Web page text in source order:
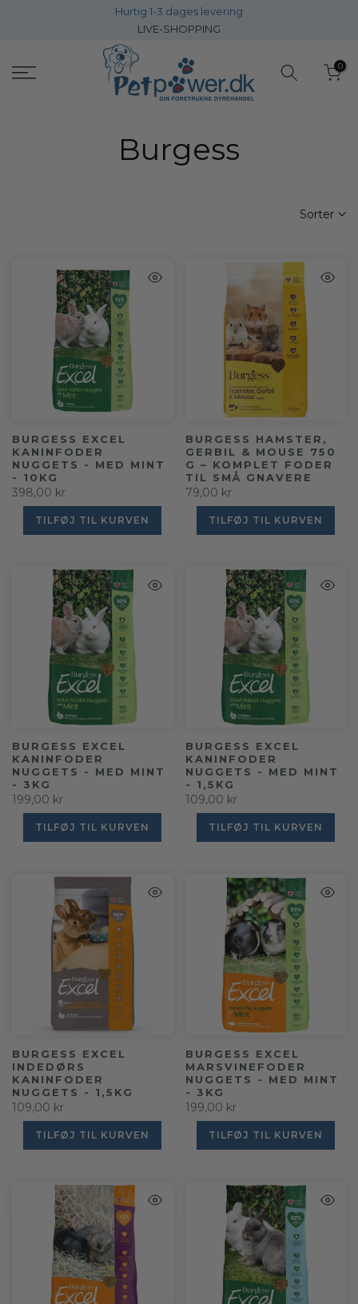
inholdet
Hurtig 1-3 dages levering
LIVE-SHOPPING
0
Burgess
Sorter
BURGESS EXCEL
KANINFODER
NUGGETS - MED MINT
- 10KG
398,00 kr
TILFØJ TIL KURVEN
BURGESS HAMSTER,
GERBIL & MOUSE 750
G – KOMPLET FODER
TIL SMÅ GNAVERE
79,00 kr
TILFØJ TIL KURVEN
BURGESS EXCEL
KANINFODER
NUGGETS - MED MINT
- 3KG
199,00 kr
TILFØJ TIL KURVEN
BURGESS EXCEL
KANINFODER
NUGGETS - MED MINT
- 1,5KG
109,00 kr
TILFØJ TIL KURVEN
BURGESS EXCEL
INDEDØRS
KANINFODER
NUGGETS - 1,5KG
109,00 kr
TILFØJ TIL KURVEN
BURGESS EXCEL
MARSVINEFODER
NUGGETS - MED MINT
- 3KG
199,00 kr
TILFØJ TIL KURVEN